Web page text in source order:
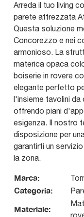
Arreda il tuo living
parete attrezzata
Questa soluzione
Concorezzo e nei
armonioso. La
materica opaca
boiserie in rovere
elegante perfetto
l'insieme tavolini
offrendo piani
esigenza. Il nostro
disposizione per
garantirti un
la zona.
Marca:
Categoria:
Materiale: